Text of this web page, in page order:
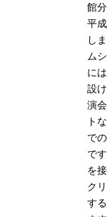
館
平
し
ム
に
設
演
ト
で
で
を
ク
す